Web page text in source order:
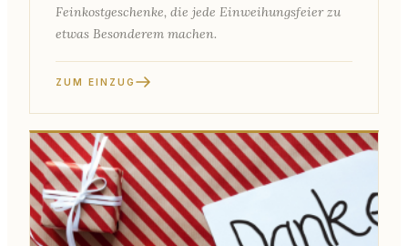
Feinkostgeschenke, die jede Einweihungsfeier zu
etwas Besonderem machen.
ZUM EINZUG